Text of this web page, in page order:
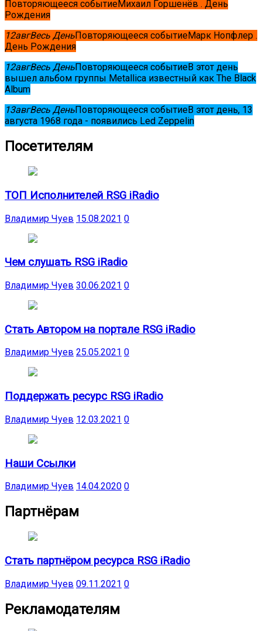
Повторяющееся событиеМихаил Горшенёв . День
Рождения
12авгВесь ДеньПовторяющееся событиеМарк Нопфлер .
День Рождения
12авгВесь ДеньПовторяющееся событиеВ этот день
вышел альбом группы Metallica известный как The Black
Album
13авгВесь ДеньПовторяющееся событиеВ этот день, 13
августа 1968 года - появились Led Zeppelin
Посетителям
ТОП Исполнителей RSG iRadio
Владимир Чуев 15.08.2021 0
Чем слушать RSG iRadio
Владимир Чуев 30.06.2021 0
Стать Автором на портале RSG iRadio
Владимир Чуев 25.05.2021 0
Поддержать ресурс RSG iRadio
Владимир Чуев 12.03.2021 0
Наши Ссылки
Владимир Чуев 14.04.2020 0
Партнёрам
Стать партнёром ресурса RSG iRadio
Владимир Чуев 09.11.2021 0
Рекламодателям